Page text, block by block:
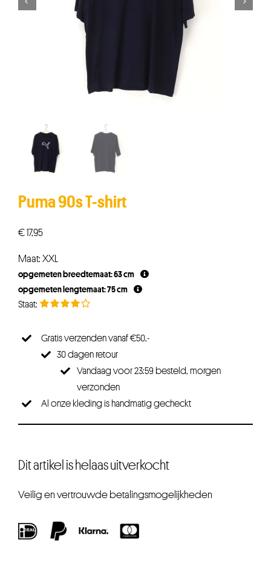
Puma 90s T-shirt
€17,95
Maat: XXL
opgemeten breedtemaat: 63 cm
opgemeten lengtemaat: 75 cm
Gratis verzenden vanaf €50,-
30 dagen retour
Vandaag voor 23:59 besteld, morgen
verzonden
Al onze kleding is handmatig gecheckt
Dit artikel is helaas uitverkocht
Veilig en vertrouwde betalingsmogelijkheden